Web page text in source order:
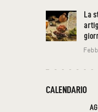
La
CALENDARIO